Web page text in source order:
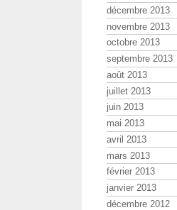
décembre 2013
novembre 2013
octobre 2013
septembre 2013
août 2013
juillet 2013
juin 2013
mai 2013
avril 2013
mars 2013
février 2013
janvier 2013
décembre 2012